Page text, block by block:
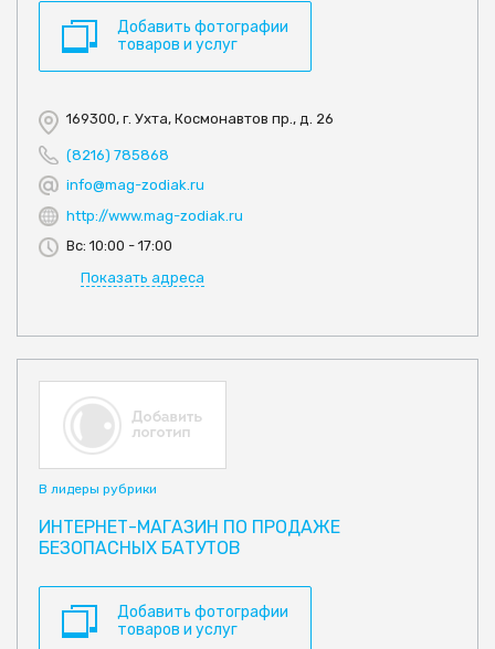
Добавить фотографии
товаров и услуг
169300, г. Ухта, Космонавтов пр., д. 26
(8216) 785868
info@mag-zodiak.ru
http://www.mag-zodiak.ru
Вс: 10:00 - 17:00
Показать адреса
В лидеры рубрики
ИНТЕРНЕТ-МАГАЗИН ПО ПРОДАЖЕ
БЕЗОПАСНЫХ БАТУТОВ
Добавить фотографии
товаров и услуг